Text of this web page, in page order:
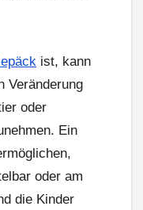
ist, kann
Veränderung
oder
Ein
oder am
die Kinder